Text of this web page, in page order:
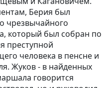
Берия был
чрезвычайного
который был собран по
преступной
человека в пенсне и
Жуков - в найденных
говорится